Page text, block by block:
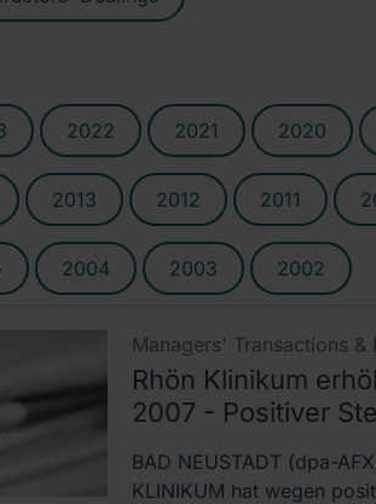
2022 2021 2020
2013 2012 2011
2004 2003 2002
Managers' Transactions &
Rhön Klinikum
2007 - Positiver
BAD NEUSTADT (dpa-
KLINIKUM hat wegen